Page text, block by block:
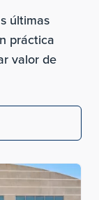
últimas
práctica
valor de